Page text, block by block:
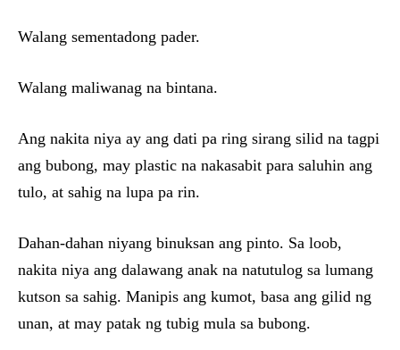
Walang sementadong pader.
Walang maliwanag na bintana.
Ang nakita niya ay ang dati pa ring sirang silid na tagpi
ang bubong, may plastic na nakasabit para saluhin ang
tulo, at sahig na lupa pa rin.
Dahan-dahan niyang binuksan ang pinto. Sa loob,
nakita niya ang dalawang anak na natutulog sa lumang
kutson sa sahig. Manipis ang kumot, basa ang gilid ng
unan, at may patak ng tubig mula sa bubong.